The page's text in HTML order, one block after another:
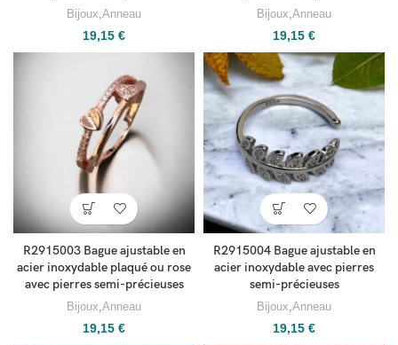
Bijoux Anneau
19,15 €
Bijoux Anneau
19,15 €
R2915003 Bague ajustable en
acier inoxydable plaqué ou rose
avec pierres semi-précieuses
Bijoux Anneau
19,15 €
R2915004 Bague ajustable en
acier inoxydable avec pierres
semi-précieuses
Bijoux Anneau
19,15 €